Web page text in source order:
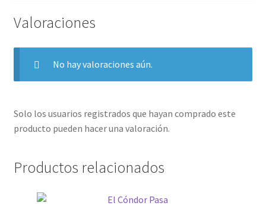
Valoraciones
No hay valoraciones aún.
Solo los usuarios registrados que hayan comprado este
producto pueden hacer una valoración.
Productos relacionados